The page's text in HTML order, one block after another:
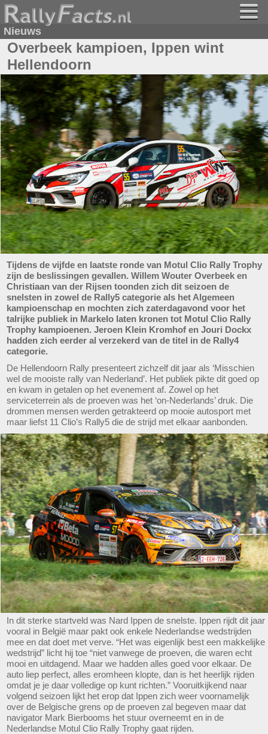
Nieuws
Overbeek kampioen, Ippen wint
Hellendoorn
Tijdens de vijfde en laatste ronde van Motul Clio Rally Trophy
zijn de beslissingen gevallen. Willem Wouter Overbeek en
Christiaan van der Rijsen toonden zich dit seizoen de
snelsten in zowel de Rally5 categorie als het Algemeen
kampioenschap en mochten zich zaterdagavond voor het
talrijke publiek in Markelo laten kronen tot Motul Clio Rally
Trophy kampioenen. Jeroen Klein Kromhof en Jouri Dockx
hadden zich eerder al verzekerd van de titel in de Rally4
categorie.
De Hellendoorn Rally presenteert zichzelf dit jaar als ‘Misschien
wel de mooiste rally van Nederland’. Het publiek pikte dit goed op
en kwam in getalen op het evenement af. Zowel op het
serviceterrein als de proeven was het ‘on-Nederlands’ druk. Die
drommen mensen werden getrakteerd op mooie autosport met
maar liefst 11 Clio’s Rally5 die de strijd met elkaar aanbonden.
In dit sterke startveld was Nard Ippen de snelste. Ippen rijdt dit jaar
vooral in België maar pakt ook enkele Nederlandse wedstrijden
mee en dat doet met verve. “Het was eigenlijk best een makkelijke
wedstrijd” licht hij toe “niet vanwege de proeven, die waren echt
mooi en uitdagend. Maar we hadden alles goed voor elkaar. De
auto liep perfect, alles eromheen klopte, dan is het heerlijk rijden
omdat je je daar volledige op kunt richten.” Vooruitkijkend naar
volgend seizoen lijkt het erop dat Ippen zich weer voornamelijk
over de Belgische grens op de proeven zal begeven maar dat
navigator Mark Bierbooms het stuur overneemt en in de
Nederlandse Motul Clio Rally Trophy gaat rijden.